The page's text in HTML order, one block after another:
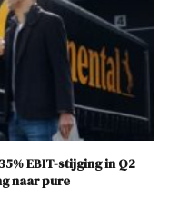
EBIT-stijging in Q2
naar pure